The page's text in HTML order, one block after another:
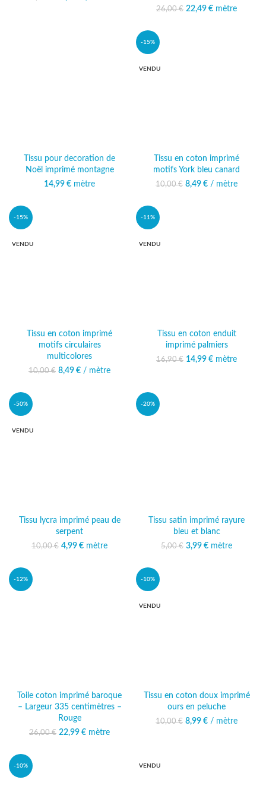
26,00€ Le prix initial était :
22,49 €
Le prix
mètre
Tissu pour decoration de
Noël imprimé montagne
14,99 € mètre
-15%
VENDU
Tissu en coton imprimé
motifs York bleu canard
10,00€ Le prix initial était :
8,49 € Le prix actuel
/ mètre
-15%
VENDU
Tissu en coton imprimé
motifs circulaires
multicolores
10,00€ Le prix initial était :
8,49 € Le prix actuel
/ mètre
-11%
VENDU
Tissu en coton enduit
imprimé palmiers
16,90€ Le prix initial était :
14,99 €
Le prix
mètre
-50%
VENDU
Tissu lycra imprimé peau de
serpent
10,00€ Le prix initial était :
4,99 €
Le prix
mètre
-20%
Tissu satin imprimé rayure
bleu et blanc
5,00€ Le prix initial était :
3,99 € Le prix actuel
mètre
-12%
Toile coton imprimé baroque
– Largeur 335 centimètres –
Rouge
26,00€ Le prix initial était :
22,99 €
Le prix
mètre
-10%
VENDU
Tissu en coton doux imprimé
ours en peluche
10,00€ Le prix initial était :
8,99 € Le prix actuel
/ mètre
-10% VENDU